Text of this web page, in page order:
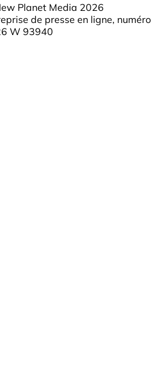
Planet Media 2026
de presse en ligne, numéro
W 93940